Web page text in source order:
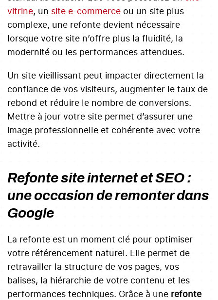
vitrine, un site e-commerce ou un site plus
complexe, une refonte devient nécessaire
lorsque votre site n’offre plus la fluidité, la
modernité ou les performances attendues.
Un site vieillissant peut impacter directement la
confiance de vos visiteurs, augmenter le taux de
rebond et réduire le nombre de conversions.
Mettre à jour votre site permet d’assurer une
image professionnelle et cohérente avec votre
activité.
Refonte site internet et SEO :
une occasion de remonter dans
Google
La refonte est un moment clé pour optimiser
votre référencement naturel. Elle permet de
retravailler la structure de vos pages, vos
balises, la hiérarchie de votre contenu et les
performances techniques. Grâce à une refonte